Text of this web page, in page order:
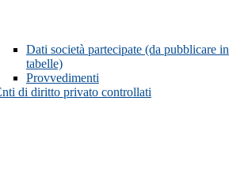
Dati società partecipate (da pubblicare in
tabelle)
Provvedimenti
di diritto privato controllati